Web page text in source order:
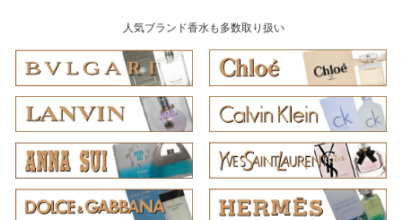
人気ブランド香水も多数取り扱い